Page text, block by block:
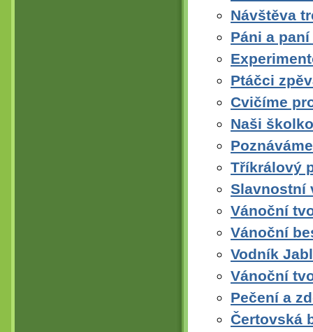
Návštěva
Páni a
Ptáčci
Cvičíme
Naši
Tříkrálový
Slavnostní
Vánoční
Vánoční
Vodník
Vánoční
Pečení a
Čertovská